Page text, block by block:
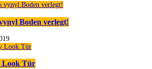
Boden verlegt!
Look Tür